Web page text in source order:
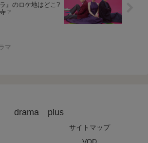
』のロケ地はどこ?
？
マ
drama plus
サイトマップ
VOD